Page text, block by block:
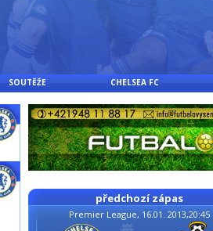
SOUTĚŽE CHELSEA FC
předchozí zápas
Premier League, 16.01. 2013,20:45